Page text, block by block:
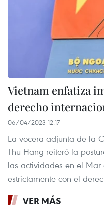
Vietnam enfatiza
derecho
06/04/2023 12:17
La vocera adjunta de la
Thu Hang reiteró la
las actividades en el Mar
estrictamente con el
VER MÁS